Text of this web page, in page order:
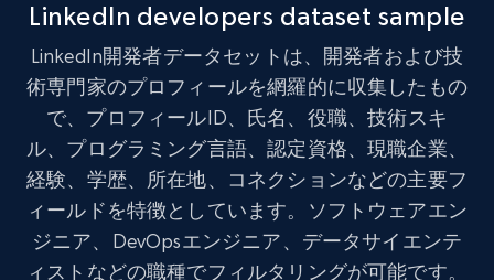
LinkedIn developers dataset sample
LinkedIn開発者データセットは、開発者および技
術専門家のプロフィールを網羅的に収集したもの
で、プロフィールID、氏名、役職、技術スキ
ル、プログラミング言語、認定資格、現職企業、
経験、学歴、所在地、コネクションなどの主要フ
ィールドを特徴としています。ソフトウェアエン
ジニア、DevOpsエンジニア、データサイエンテ
ィストなどの職種でフィルタリングが可能です。